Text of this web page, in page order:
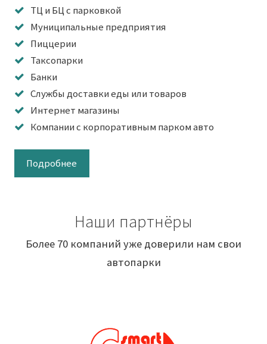
ТЦ и БЦ с парковкой
Муниципальные предприятия
Пиццерии
Таксопарки
Банки
Службы доставки еды или товаров
Интернет магазины
Компании с корпоративным парком авто
Подробнее
Наши партнёры
Более 70 компаний уже доверили нам свои
автопарки